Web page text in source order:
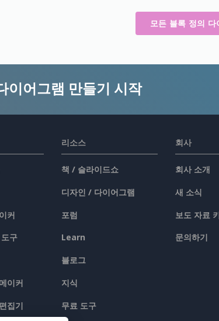
모든 블록 정의
이어그램 만들기 시작
커
구
이커
집기
리소스
책 / 슬라이드쇼
디자인 / 다이어그램
포럼
Learn
블로그
지식
무료 도구
회사
회사 소개
새 소식
보도 자료
문의하기